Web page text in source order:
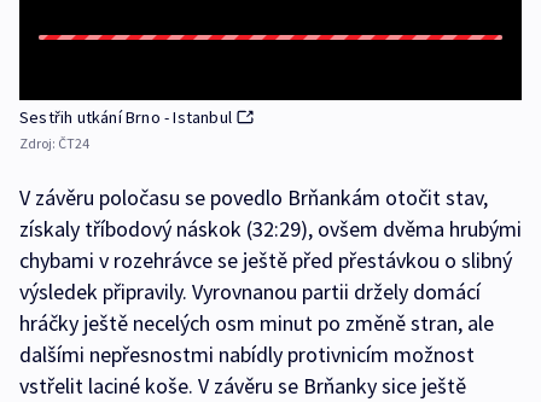
Sestřih utkání Brno - Istanbul
Zdroj: ČT24
V závěru poločasu se povedlo Brňankám otočit stav,
získaly tříbodový náskok (32:29), ovšem dvěma hrubými
chybami v rozehrávce se ještě před přestávkou o slibný
výsledek připravily. Vyrovnanou partii držely domácí
hráčky ještě necelých osm minut po změně stran, ale
dalšími nepřesnostmi nabídly protivnicím možnost
vstřelit laciné koše. V závěru se Brňanky sice ještě